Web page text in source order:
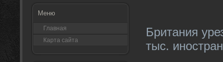
Меню
Главная
Карта сайта
Британия
тыс.